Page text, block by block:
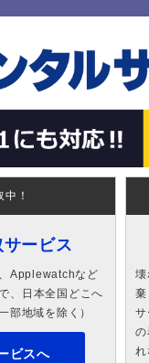
！
ービス
Applewatchなど
、日本全国どこへ
部地域を除く）
ビスへ
壊
棄
サ
の
れ